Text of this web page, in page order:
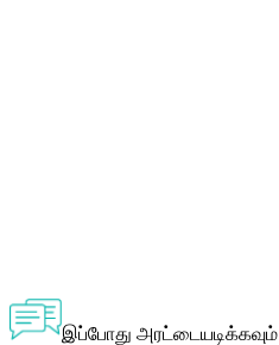
இப்போது அரட்டையடிக்கவும்